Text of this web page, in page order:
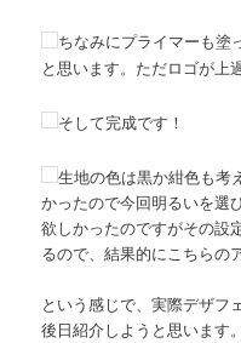
ちなみにプライマーも塗
と思います。ただロゴが上
そして完成です！
生地の色は黒か紺色も考
かったので今回明るいを選
欲しかったのですがその設
るので、結果的にこちらの
という感じで、実際デザフ
後日紹介しようと思います。